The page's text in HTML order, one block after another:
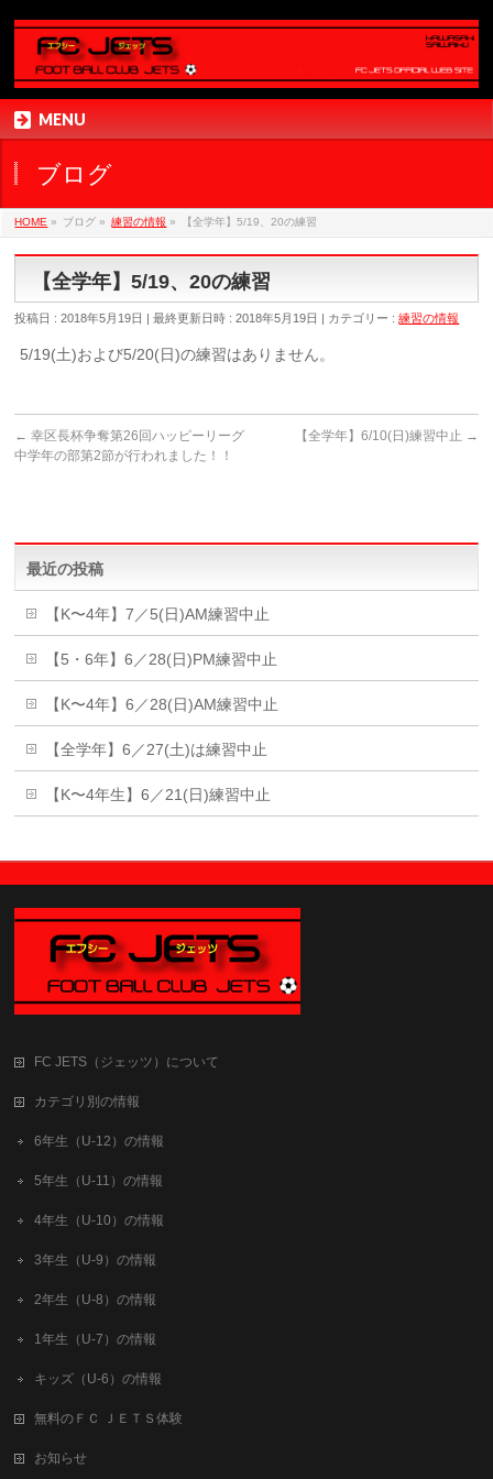
MENU
ブログ
HOME » ブログ » 練習の情報 » 【全学年】5/19、20の練習
【全学年】5/19、20の練習
投稿日 : 2018年5月19日 最終更新日時 : 2018年5月19日 カテゴリー :練習の情報
5/19(土)および5/20(日)の練習はありません。
← 幸区長杯争奪第26回ハッピーリーグ
中学年の部第2節が行われました！！
【全学年】6/10(日)練習中止 →
最近の投稿
【K〜4年】7／5(日)AM練習中止
【5・6年】6／28(日)PM練習中止
【K〜4年】6／28(日)AM練習中止
【全学年】6／27(土)は練習中止
【K〜4年生】6／21(日)練習中止
FC JETS（ジェッツ）について
カテゴリ別の情報
6年生（U-12）の情報
5年生（U-11）の情報
4年生（U-10）の情報
3年生（U-9）の情報
2年生（U-8）の情報
1年生（U-7）の情報
キッズ（U-6）の情報
無料のＦＣ ＪＥＴＳ体験
お知らせ